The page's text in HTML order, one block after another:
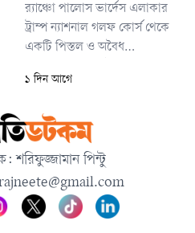
র‍্যাঞ্চো পালোস ভার্দেস এলাকার
ট্রাম্প ন্যাশনাল গলফ কোর্স থেকে
একটি পিস্তল ও অবৈধ
বছর বয়সী জেনিন জন টায়েলকে
কর্মকর্তারা জানিয়েছেন।
১ দিন আগে
শরিফুজ্জামান পিন্টু